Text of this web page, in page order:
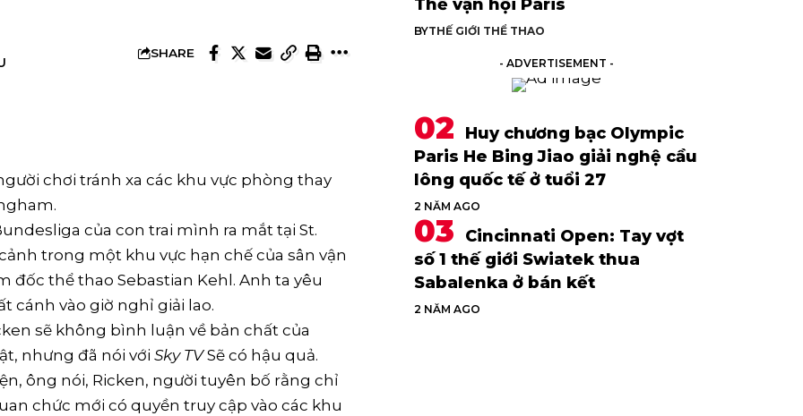
SHARE
chơi tránh xa các khu vực phòng thay
của con trai mình ra mắt tại St.
trong một khu vực hạn chế của sân vận
đốc thể thao Sebastian Kehl. Anh ta yêu
cánh vào giờ nghỉ giải lao.
sẽ không bình luận về bản chất của
nhưng đã nói với Sky TVSẽ có hậu quả.
ông nói, Ricken, người tuyên bố rằng chỉ
chức mới có quyền truy cập vào các khu
Thế vận hội Paris
BYTHẾ GIỚI THỂ THAO
- ADVERTISEMENT -
Huy chương bạc Olympic
Paris He Bing Jiao giải nghệ cầu
lông quốc tế ở tuổi 27
2 NĂM AGO
Cincinnati Open: Tay vợt
số 1 thế giới Swiatek thua
Sabalenka ở bán kết
2 NĂM AGO